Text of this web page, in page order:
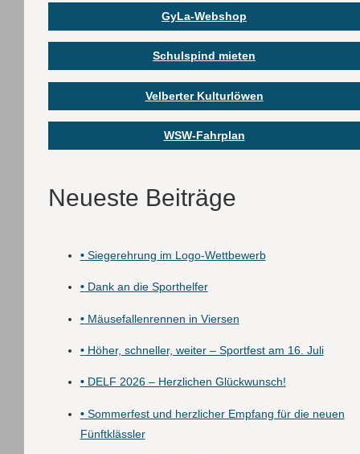
GyLa-Webshop
Schulspind mieten
Velberter Kulturlöwen
WSW-Fahrplan
Neueste Beiträge
•Siegerehrung im Logo-Wettbewerb
•Dank an die Sporthelfer
•Mäusefallenrennen in Viersen
•Höher, schneller, weiter – Sportfest am 16. Juli
•DELF 2026 – Herzlichen Glückwunsch!
•Sommerfest und herzlicher Empfang für die neuen
Fünftklässler